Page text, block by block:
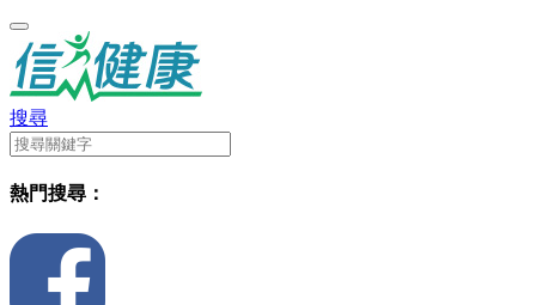
搜尋
熱門搜尋：